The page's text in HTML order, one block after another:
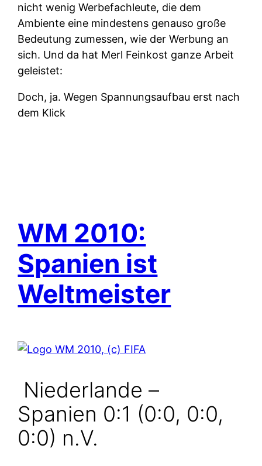
nicht wenig Werbefachleute, die dem
Ambiente eine mindestens genauso große
Bedeutung zumessen, wie der Werbung an
sich. Und da hat Merl Feinkost ganze Arbeit
geleistet:
Doch, ja. Wegen Spannungsaufbau erst nach
dem Klick
WM 2010:
Spanien ist
Weltmeister
Niederlande –
Spanien 0:1 (0:0, 0:0,
0:0) n.V.